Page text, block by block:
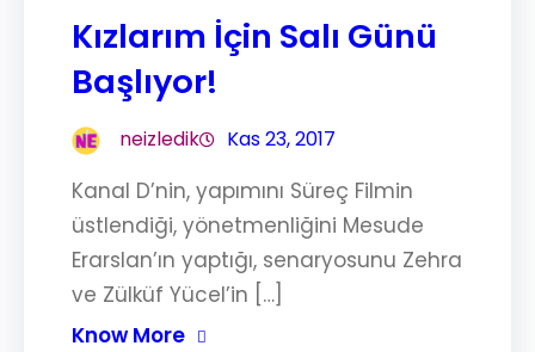
Kızlarım İçin Salı Günü
Başlıyor!
neizledik Kas 23, 2017
Kanal D’nin, yapımını Süreç Filmin
üstlendiği, yönetmenliğini Mesude
Erarslan’ın yaptığı, senaryosunu Zehra
ve Zülküf Yücel’in […]
Know More